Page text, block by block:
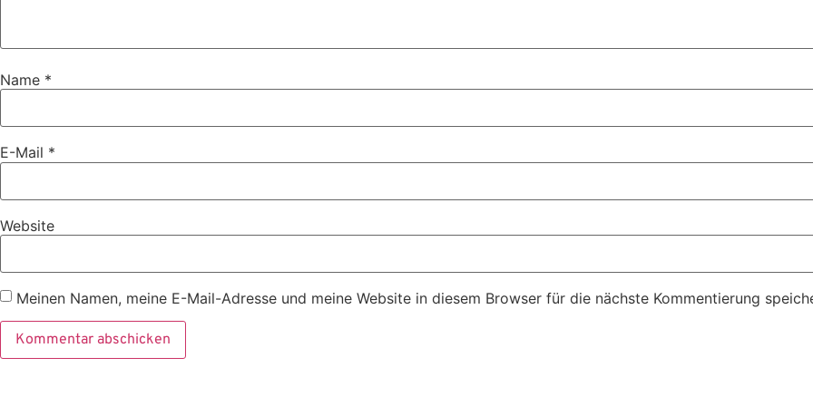
Name *
E-Mail *
Website
Meinen Namen, meine E-Mail-Adresse und meine Website in diesem Browser für die nächste Kommentierung